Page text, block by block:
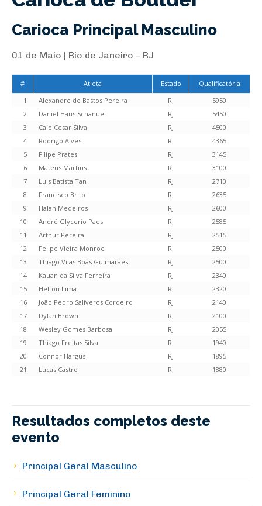
Carioca Principal Masculino
01 de Maio | Rio de Janeiro – RJ
# Atleta Estado
Qualificatória
1
Alexandre de Bastos Pereira RJ
5950
2
Daniel Hans Schanuel RJ
5450
3
Caio Cesar Silva RJ
4500
4
Rodrigo Alves RJ
4365
5
Filipe Prates RJ
3145
6
Mateus Martins RJ
3100
7
Luis Batista Tan RJ
2710
8
Francisco Brito RJ
2635
9
Halan Medeiros RJ
2600
10
André Glycerio Paes RJ
2585
11
Arthur Pereira RJ
2515
12
Felipe Vieira Monroe RJ
2500
13
Thiago Vilas Boas Guimarães RJ
2500
14
Kauan da Silva Ferreira RJ
2340
15
Helton Lima RJ
2320
16
João Pedro Saliveros Cordeiro RJ
2140
17
Dylan Brown RJ
2100
18
Wesley Gomes Barbosa RJ
2055
19
Thiago Freitas Silva RJ
1940
20
Connor Hargus RJ
1895
21
Lucas Castro RJ 1880
Resultados completos deste
evento
Principal Geral Masculino
Principal Geral Feminino